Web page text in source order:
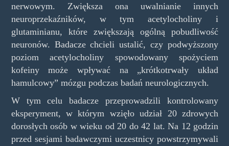
nerwowym. Zwiększa ona uwalnianie innych
neuroprzekaźników, w tym acetylocholiny i
glutaminianu, które zwiększają ogólną pobudliwość
neuronów. Badacze chcieli ustalić, czy podwyższony
poziom acetylocholiny spowodowany spożyciem
kofeiny może wpływać na „krótkotrwały układ
hamulcowy” mózgu podczas badań neurologicznych.
W tym celu badacze przeprowadzili kontrolowany
eksperyment, w którym wzięło udział 20 zdrowych
dorosłych osób w wieku od 20 do 42 lat. Na 12 godzin
przed sesjami badawczymi uczestnicy powstrzymywali